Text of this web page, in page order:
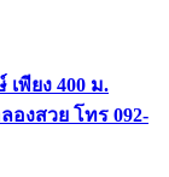
พียง 400 ม.
งสวย โทร 092-